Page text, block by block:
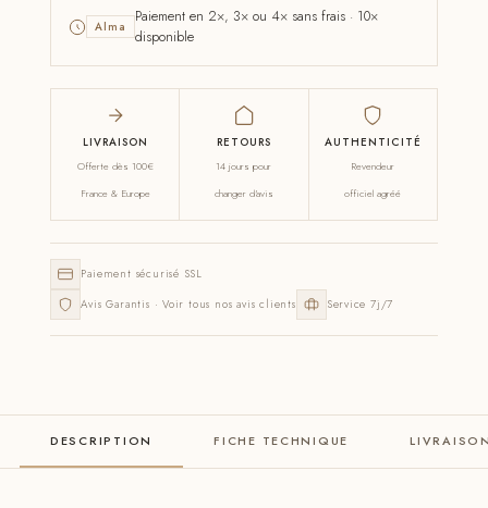
Alma
Paiement en 2×, 3× ou 4× sans frais · 10×
disponible
LIVRAISON
Offerte dès 100€
France & Europe
RETOURS
14 jours pour
changer d'avis
AUTHENTICITÉ
Revendeur
officiel agréé
Paiement sécurisé SSL
Avis Garantis · Voir tous nos avis clients
Service 7j/7
DESCRIPTION FICHE TECHNIQUE